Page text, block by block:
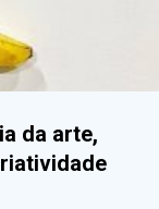
da arte,